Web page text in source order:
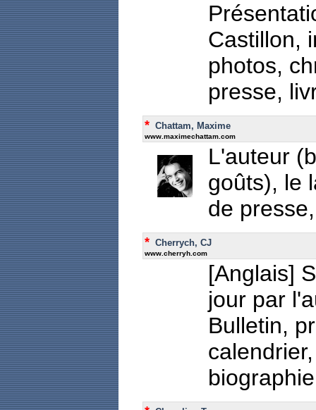
Castillon,
photos,
presse,
* Chattam, Maxime
www.maximechattam.com
L'auteur
goûts), le
de
* Cherrych, CJ
www.cherryh.com
[Anglais]
jour par
Bulletin,